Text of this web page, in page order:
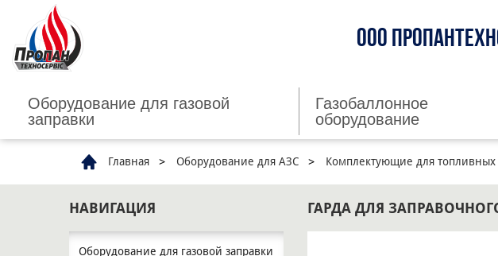
ООО
Оборудование для газовой
заправки
Газобаллонное
оборудование
Главная Оборудование для АЗС Комплектующие для топливных
НАВИГАЦИЯ
Оборудование для газовой заправки
ГАРДА ДЛЯ